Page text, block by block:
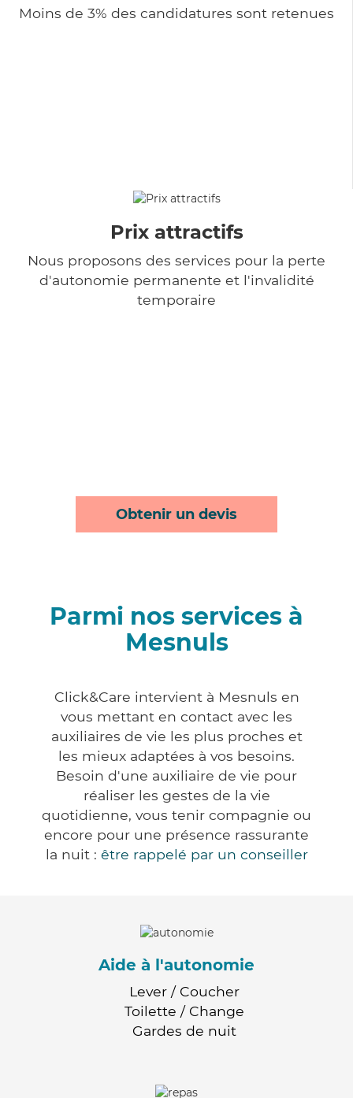
Moins de 3% des candidatures sont retenues
Prix attractifs
Nous proposons des services pour la perte
d'autonomie permanente et l'invalidité
temporaire
Obtenir un devis
Parmi nos services à
Mesnuls
Click&Care intervient à Mesnuls en
vous mettant en contact avec les
auxiliaires de vie les plus proches et
les mieux adaptées à vos besoins.
Besoin d'une auxiliaire de vie pour
réaliser les gestes de la vie
quotidienne, vous tenir compagnie ou
encore pour une présence rassurante
la nuit : être rappelé par un conseiller
Aide à l'autonomie
Lever / Coucher
Toilette / Change
Gardes de nuit